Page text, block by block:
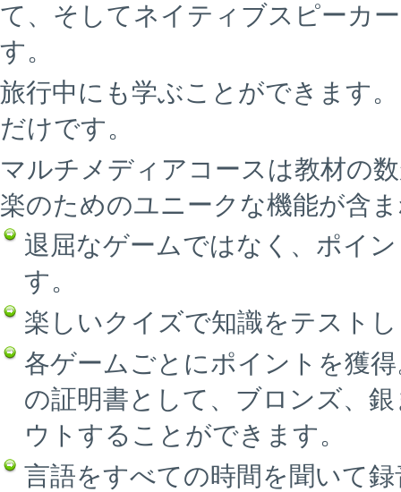
て、そしてネイティブスピーカ
す。
旅行中にも学ぶことができます
だけです。
マルチメディアコースは教材の
楽のためのユニークな機能が含
退屈なゲームではなく、ポイ
す。
楽しいクイズで知識をテスト
各ゲームごとにポイントを獲
の証明書として、ブロンズ、
ウトすることができます。
言語をすべての時間を聞いて